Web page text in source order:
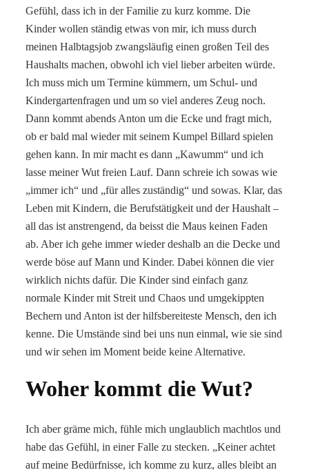
Gefühl, dass ich in der Familie zu kurz komme. Die
Kinder wollen ständig etwas von mir, ich muss durch
meinen Halbtagsjob zwangsläufig einen großen Teil des
Haushalts machen, obwohl ich viel lieber arbeiten würde.
Ich muss mich um Termine kümmern, um Schul- und
Kindergartenfragen und um so viel anderes Zeug noch.
Dann kommt abends Anton um die Ecke und fragt mich,
ob er bald mal wieder mit seinem Kumpel Billard spielen
gehen kann. In mir macht es dann „Kawumm“ und ich
lasse meiner Wut freien Lauf. Dann schreie ich sowas wie
„immer ich“ und „für alles zuständig“ und sowas. Klar, das
Leben mit Kindern, die Berufstätigkeit und der Haushalt –
all das ist anstrengend, da beisst die Maus keinen Faden
ab. Aber ich gehe immer wieder deshalb an die Decke und
werde böse auf Mann und Kinder. Dabei können die vier
wirklich nichts dafür. Die Kinder sind einfach ganz
normale Kinder mit Streit und Chaos und umgekippten
Bechern und Anton ist der hilfsbereiteste Mensch, den ich
kenne. Die Umstände sind bei uns nun einmal, wie sie sind
und wir sehen im Moment beide keine Alternative.
Woher kommt die Wut?
Ich aber gräme mich, fühle mich unglaublich machtlos und
habe das Gefühl, in einer Falle zu stecken. „Keiner achtet
auf meine Bedürfnisse, ich komme zu kurz, alles bleibt an